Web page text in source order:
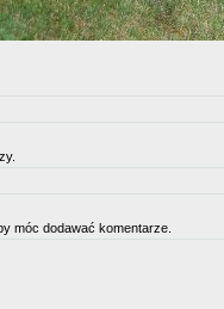
móc dodawać komentarze.